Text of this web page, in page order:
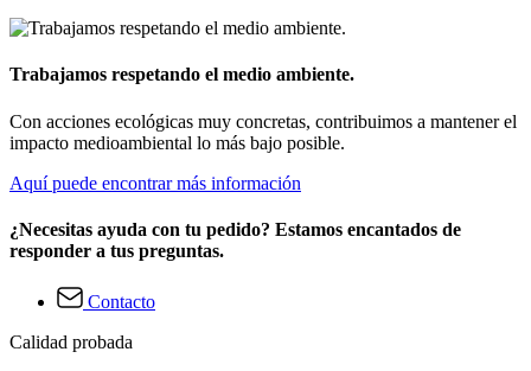
Trabajamos respetando el medio ambiente.
Con acciones ecológicas muy concretas, contribuimos a mantener el
impacto medioambiental lo más bajo posible.
Aquí puede encontrar más información
¿Necesitas ayuda con tu pedido? Estamos encantados de
responder a tus preguntas.
Contacto
Calidad probada